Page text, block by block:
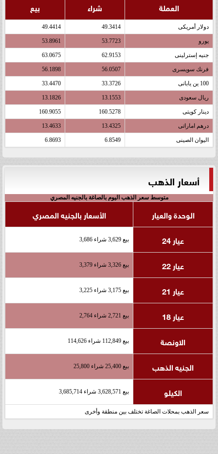
العملة شراء بيع
دولار أمريكى 49.3414
49.4414
يورو 53.7723
53.8961
جنيه إسترلينى 62.9153
63.0675
فرنك سويسرى 56.0507
56.1898
100 ين يابانى 33.3726
33.4470
ريال سعودى 13.1553
13.1826
دينار كويتى 160.5278
160.9055
درهم اماراتى 13.4325
13.4633
اليوان الصينى 6.8549
6.8693
أسعار الذهب
متوسط سعر الذهب اليوم بالصاغة بالجنيه المصري
الوحدة والعيار
الأسعار بالجنيه المصري
عيار 24
بيع 3,629 شراء 3,686
عيار 22 بيع 3,326 شراء 3,379
عيار 21 بيع 3,175 شراء 3,225
عيار 18 بيع 2,721 شراء 2,764
الاونصة بيع 112,849 شراء 114,626
الجنيه الذهب بيع 25,400 شراء 25,800
الكيلو بيع 3,628,571 شراء 3,685,714
سعر الذهب بمحلات الصاغة تختلف بين منطقة وأخرى